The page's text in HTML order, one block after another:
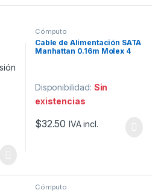
Cómputo
Cable de Alimentación SATA
Manhattan 0.16m Molex 4
Disponibilidad: Sin
existencias
$32.50 IVA incl.
Cómputo